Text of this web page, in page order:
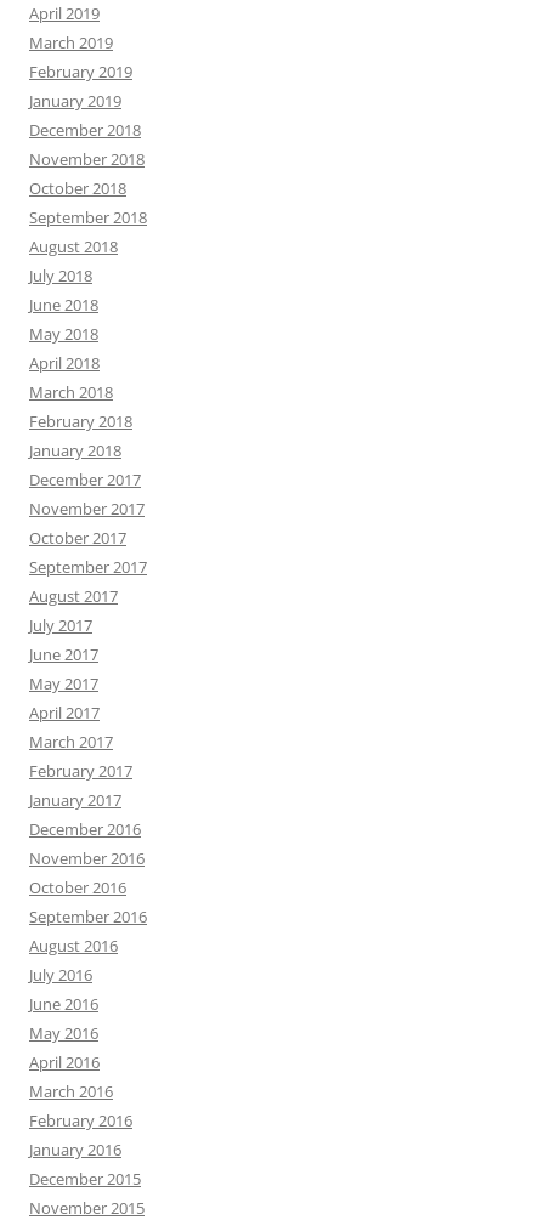
April 2019
March 2019
February 2019
January 2019
December 2018
November 2018
October 2018
September 2018
August 2018
July 2018
June 2018
May 2018
April 2018
March 2018
February 2018
January 2018
December 2017
November 2017
October 2017
September 2017
August 2017
July 2017
June 2017
May 2017
April 2017
March 2017
February 2017
January 2017
December 2016
November 2016
October 2016
September 2016
August 2016
July 2016
June 2016
May 2016
April 2016
March 2016
February 2016
January 2016
December 2015
November 2015